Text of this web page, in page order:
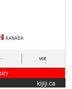
KANADA
- V0E
kijiji.ca